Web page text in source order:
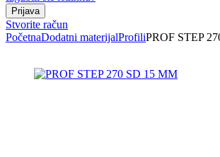
Stvorite račun
PočetnaDodatni materijalProfiliPROF STEP